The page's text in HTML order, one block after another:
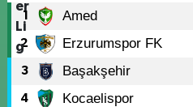
1 Amed
2 Erzurumspor FK
3 Başakşehir
4 Kocaelispor